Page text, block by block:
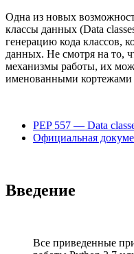
Одна из новых
классы данных (Data
генерацию кода классов,
данных. Не смотря на то,
механизмы работы, их
именованными
PEP 557 — Data
Официальная
Введение
Все приведенные